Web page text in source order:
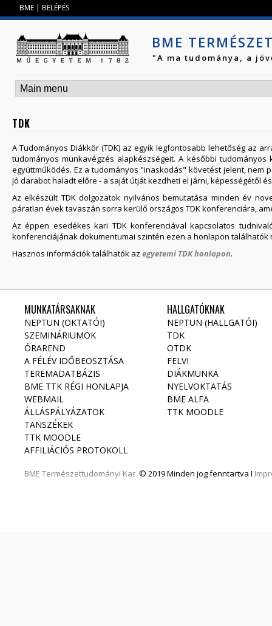
BME | BELÉPÉS
BME
"A ma tudománya, a
TDK
A Tudományos Diákkör (TDK) az egyik legfontosabb lehetőség az
tudományos munkavégzés alapkészségeit. A későbbi
együttműködés. Ez a tudományos "inaskodás" követést jelent, nem
jó darabot haladt előre - a saját útját kezdheti el járni, képességétől
Az elkészült TDK dolgozatok nyilvános bemutatása minden év
páratlan évek tavaszán sorra kerülő országos TDK konferenciára,
Az éppen esedékes kari TDK konferenciával kapcsolatos
konferenciájának dokumentumai szintén ezen a honlapon találhatók
Hasznos információk találhatók az egyetemi TDK honlapon.
MUNKATÁRSAKNAK
NEPTUN (OKTATÓI)
SZEMINÁRIUMOK
ÓRAREND
A FÉLÉV IDŐBEOSZTÁSA
TEREMADATBÁZIS
BME TTK RÉGI HONLAPJA
WEBMAIL
ÁLLÁSPÁLYÁZATOK
TANSZÉKEK
TTK MOODLE
AFFILIÁCIÓS PROTOKOLL
BME Természettudományi Kar © 2019 Minden jog fenntartva I
HALLGATÓKNAK
NEPTUN (HALLGATÓI)
TDK
OTDK
FELVI
DIÁKMUNKA
NYELVOKTATÁS
BME ALFA
TTK MOODLE